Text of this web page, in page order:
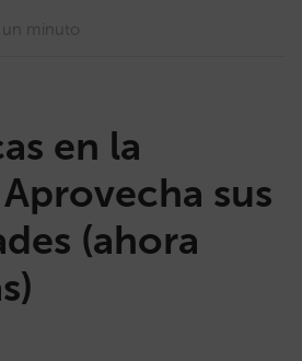
un minuto
en la
sus
(ahora